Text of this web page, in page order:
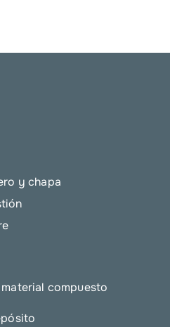
y chapa
compuesto